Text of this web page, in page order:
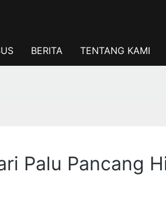
BERITA TENTANG KAMI
Palu Pancang